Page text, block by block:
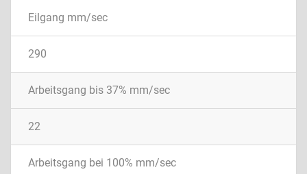
Eilgang mm/sec
290
Arbeitsgang bis 37% mm/sec
22
Arbeitsgang bei 100% mm/sec